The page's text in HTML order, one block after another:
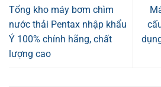
Tổng kho máy bơm chìm
nước thải Pentax nhập khẩu
Ý 100% chính hãng, chất
lượng cao